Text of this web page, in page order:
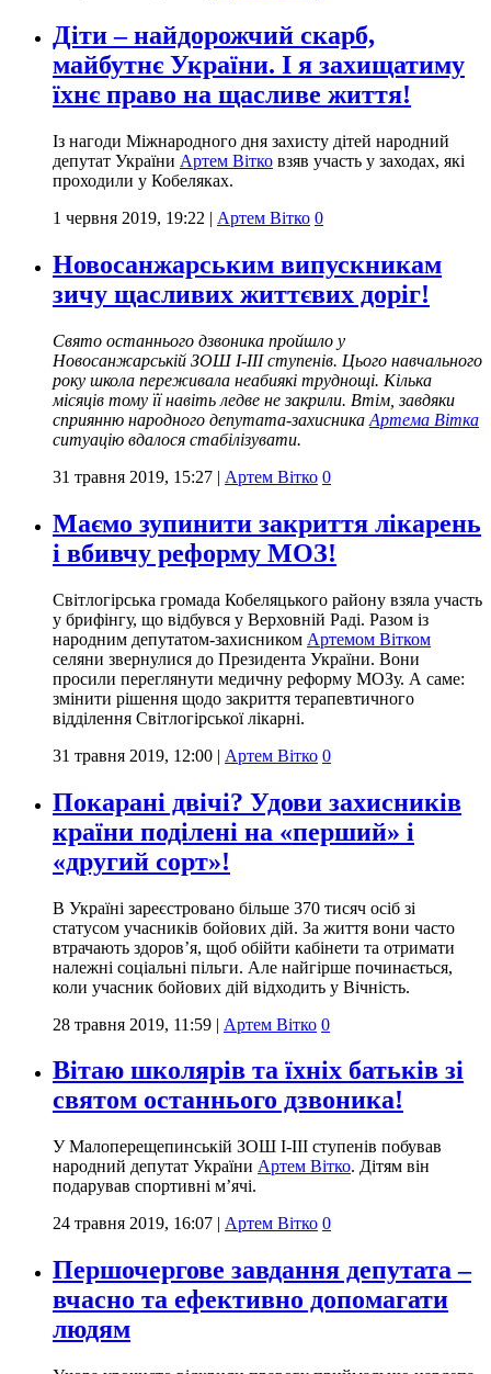
Діти – найдорожчий скарб,
майбутнє України. І я захищатиму
їхнє право на щасливе життя!
Із нагоди Міжнародного дня захисту дітей народний
депутат України Артем Вітко взяв участь у заходах, які
проходили у Кобеляках.
1 червня 2019, 19:22 | Артем Вітко 0
Новосанжарським випускникам
зичу щасливих життєвих доріг!
Свято останнього дзвоника пройшло у
Новосанжарській ЗОШ І-ІІІ ступенів. Цього навчального
року школа переживала неабиякі труднощі. Кілька
місяців тому її навіть ледве не закрили. Втім, завдяки
сприянню народного депутата-захисника Артема Вітка
ситуацію вдалося стабілізувати.
31 травня 2019, 15:27 | Артем Вітко 0
Маємо зупинити закриття лікарень
і вбивчу реформу МОЗ!
Світлогірська громада Кобеляцького району взяла участь
у брифінгу, що відбувся у Верховній Раді. Разом із
народним депутатом-захисником Артемом Вітком
селяни звернулися до Президента України. Вони
просили переглянути медичну реформу МОЗу. А саме:
змінити рішення щодо закриття терапевтичного
відділення Світлогірської лікарні.
31 травня 2019, 12:00 | Артем Вітко 0
Покарані двічі? Удови захисників
країни поділені на «перший» і
«другий сорт»!
В Україні зареєстровано більше 370 тисяч осіб зі
статусом учасників бойових дій. За життя вони часто
втрачають здоров’я, щоб обійти кабінети та отримати
належні соціальні пільги. Але найгірше починається,
коли учасник бойових дій відходить у Вічність.
28 травня 2019, 11:59 | Артем Вітко 0
Вітаю школярів та їхніх батьків зі
святом останнього дзвоника!
У Малоперещепинській ЗОШ І-ІІІ ступенів побував
народний депутат України Артем Вітко. Дітям він
подарував спортивні м’ячі.
24 травня 2019, 16:07 | Артем Вітко 0
Першочергове завдання депутата –
вчасно та ефективно допомагати
людям